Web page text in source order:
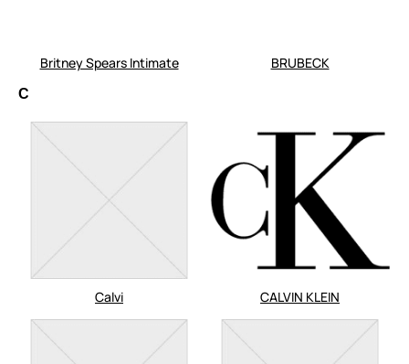
Britney Spears Intimate BRUBECK
C
Calvi CALVIN KLEIN